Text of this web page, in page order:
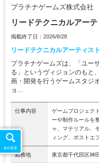
プラチナゲームズ株式会社
リードテクニカルアー
掲載終了日：2026/8/28
リードテクニカルアーティス
プラチナゲームズは、「ユー
る」というヴィジョンのもと
画・開発を行うゲームスタジ
ョ...
仕事内容
ゲームプロジェク
ーや制作ルールを
ャ、マテリアル、
ィング、ポストエ
勤務地 東京都千代田区神
条件変更